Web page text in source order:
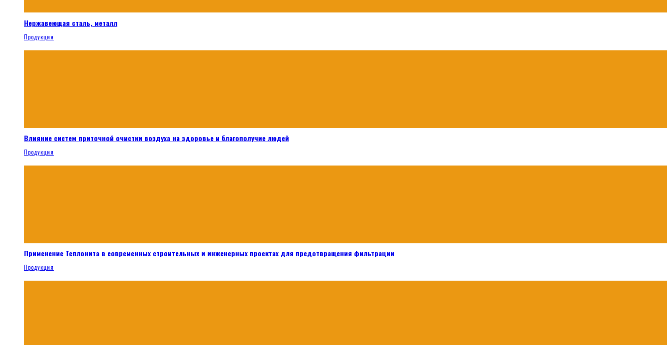
Нержавеющая сталь, металл
Продукция
Влияние систем приточной очистки воздуха на здоровье и благополучие людей
Продукция
Применение Теплонита в современных строительных и инженерных проектах для предотвращения фильтрации
Продукция